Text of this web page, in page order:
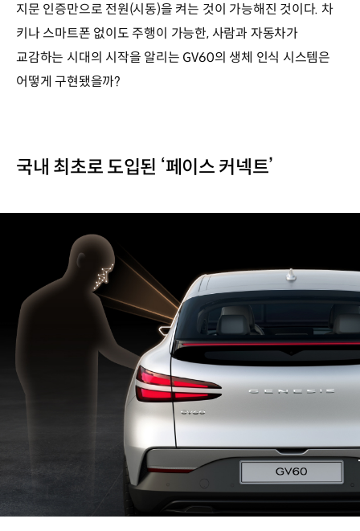
지문 인증만으로 전원(시동)을 켜는 것이 가능해진 것이다. 차
키나 스마트폰 없이도 주행이 가능한, 사람과 자동차가
교감하는 시대의 시작을 알리는 GV60의 생체 인식 시스템은
어떻게 구현됐을까?
국내 최초로 도입된 ‘페이스 커넥트’